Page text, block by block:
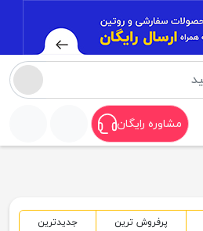
مشاوره رایگان
پرفروش ترین جدیدترین